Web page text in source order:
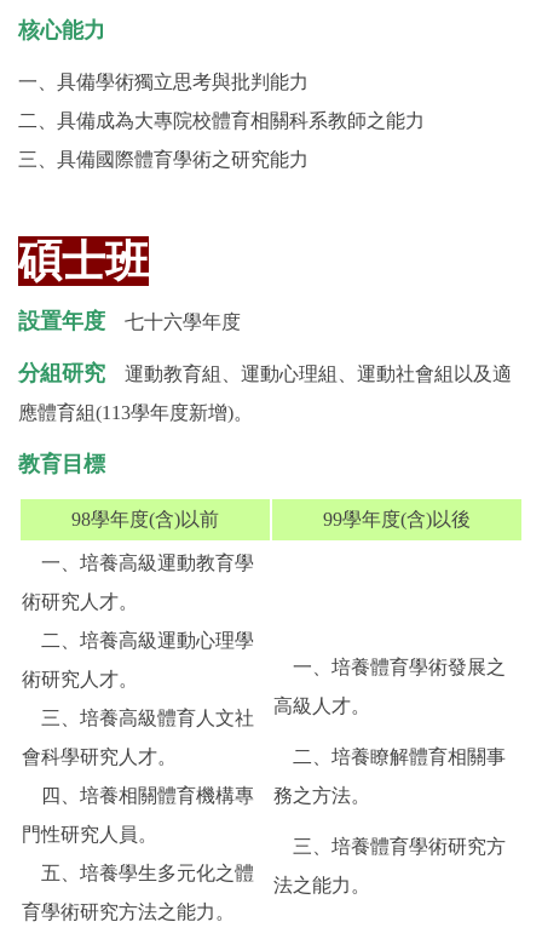
核心能力
一、具備學術獨立思考與批判能力
二、具備成為大專院校體育相關科系教師之能力
三、具備國際體育學術之研究能力
碩士班
設置年度 七十六學年度
分組研究
運動教育組、運動心理組、運動社會組以及適
應體育組(113學年度新增)。
教育目標
98學年度(含)以前 99學年度(含)以後
一、培養高級運動教育學
術研究人才。
二、培養高級運動心理學
術研究人才。
三、培養高級體育人文社
會科學研究人才。
四、培養相關體育機構專
門性研究人員。
五、培養學生多元化之體
育學術研究方法之能力。
一、培養體育學術發展之
高級人才。
二、培養瞭解體育相關事
務之方法。
三、培養體育學術研究方
法之能力。